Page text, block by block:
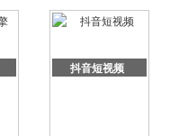
抖音短视频